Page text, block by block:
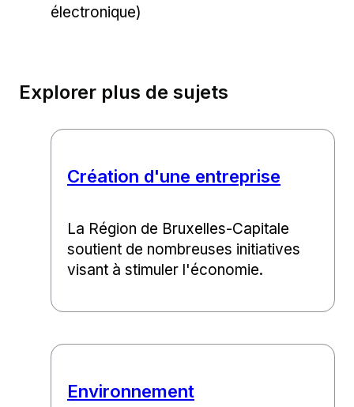
électronique)
Explorer plus de sujets
Création d'une entreprise
La Région de Bruxelles-Capitale
soutient de nombreuses initiatives
visant à stimuler l'économie.
Environnement